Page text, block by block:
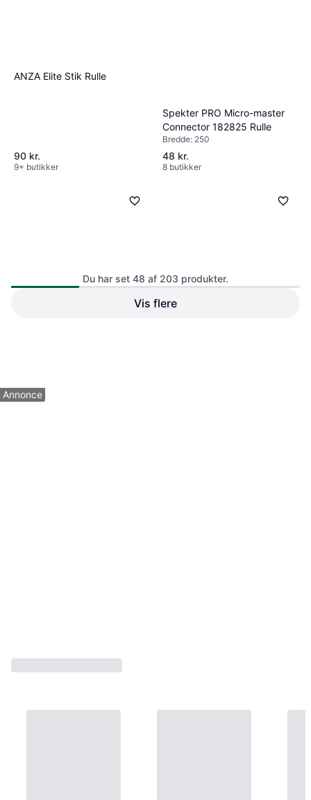
ANZA Elite Stik Rulle
90 kr.
9+ butikker
Spekter PRO Micro-master
Connector 182825 Rulle
Bredde: 250
48 kr.
8 butikker
Du har set 48 af 203 produkter.
Vis flere
Annonce